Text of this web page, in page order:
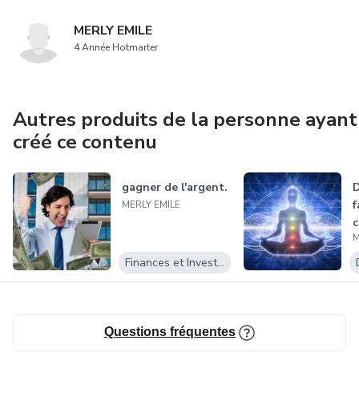
MERLY EMILE
4 Année Hotmarter
Autres produits de la personne ayant
créé ce contenu
gagner de l'argent.
MERLY EMILE
Finances et Investissements
Questions fréquentes